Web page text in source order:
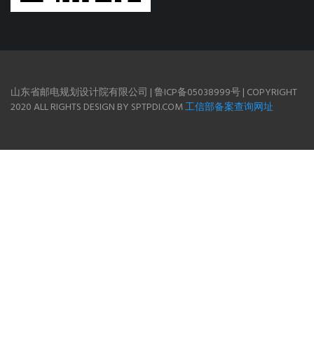
山东省邮电规划设计院有限公司 | 鲁ICP备05038999号 | COPYRIGHT
2020 ALL RIGHTS DESIGN BY SPTPDI.COM工信部备案查询网址